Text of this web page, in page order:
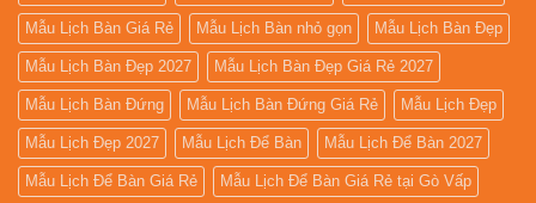
Mẫu Lịch Bàn Giá Rẻ Mẫu Lịch Bàn nhỏ gọn Mẫu Lịch Bàn Đẹp
Mẫu Lịch Bàn Đẹp 2027 Mẫu Lịch Bàn Đẹp Giá Rẻ 2027
Mẫu Lịch Bàn Đứng Mẫu Lịch Bàn Đứng Giá Rẻ Mẫu Lịch Đẹp
Mẫu Lịch Đẹp 2027 Mẫu Lịch Để Bàn Mẫu Lịch Để Bàn 2027
Mẫu Lịch Để Bàn Giá Rẻ Mẫu Lịch Để Bàn Giá Rẻ tại Gò Vấp